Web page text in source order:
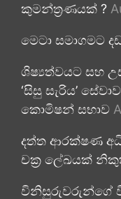
කුමන්ත්‍රණයක් ?
මෙටා සමාගමට
ශිෂ්‍යත්වයට සහ
‘සිසු සැරිය’
කොමිෂන් සභාව
දත්ත ආරක්ෂණ
චක්‍ර ලේඛයක්
විනිසුරුවරුන්ගේ